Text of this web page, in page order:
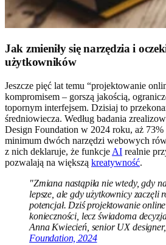
Jak zmieniły się narzędzia i
użytkowników
Jeszcze pięć lat temu “projektowanie
kompromisem – gorszą jakością,
topornym interfejsem. Dzisiaj to
średniowiecza. Według badania
Design Foundation w 2024 roku, aż
minimum dwóch narzędzi webowych
z nich deklaruje, że funkcje AI realnie
pozwalają na większą kreatywność.
"Zmiana nastąpiła nie wtedy, gdy
lepsze, ale gdy użytkownicy zaczęli
potencjał. Dziś projektowanie
konieczności, lecz świadoma
Anna Kwiecień, senior UX designer,
Foundation, 2024